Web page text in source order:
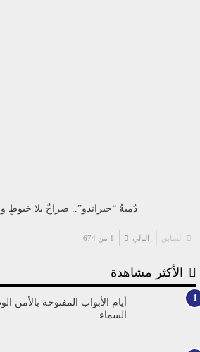
دُميةُ “جيراندو”.. صراخٌ بلا
السابق التالي 1 من 674
الأكثر مشاهدة
1
أيام الأبواب المفتوحة بالأمن
السماء…